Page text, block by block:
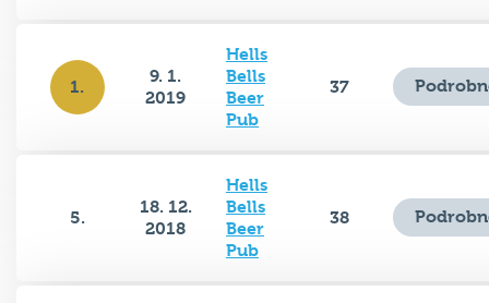
1.
9. 1.
2019
Hells
Bells
Beer
Pub
37
5.
18. 12.
2018
Hells
Bells
Beer
Pub
38